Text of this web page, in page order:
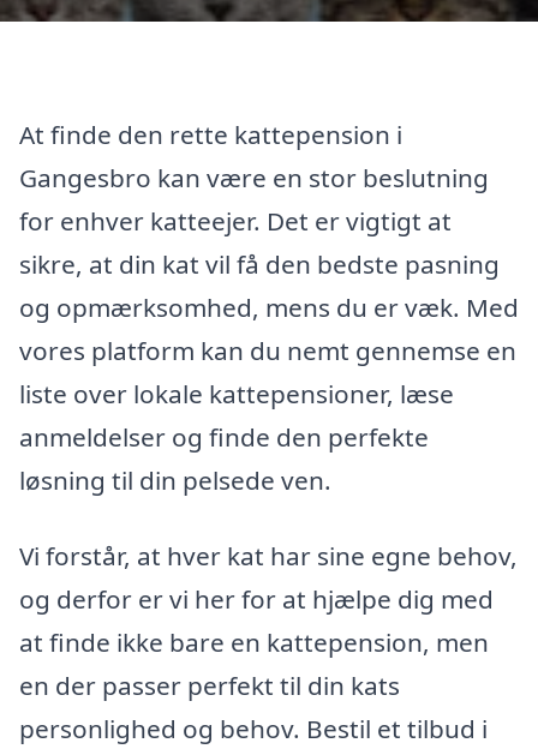
At finde den rette kattepension i
Gangesbro kan være en stor beslutning
for enhver katteejer. Det er vigtigt at
sikre, at din kat vil få den bedste pasning
og opmærksomhed, mens du er væk. Med
vores platform kan du nemt gennemse en
liste over lokale kattepensioner, læse
anmeldelser og finde den perfekte
løsning til din pelsede ven.
Vi forstår, at hver kat har sine egne behov,
og derfor er vi her for at hjælpe dig med
at finde ikke bare en kattepension, men
en der passer perfekt til din kats
personlighed og behov. Bestil et tilbud i